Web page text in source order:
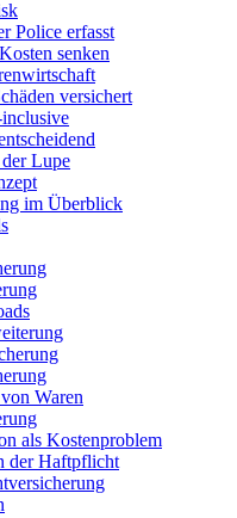
Police erfasst
senken
versichert
Lupe
im Überblick
Waren
als Kostenproblem
der Haftpflicht